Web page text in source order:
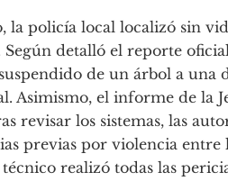
la policía local localizó sin
Según detalló el reporte
de un árbol a una
Asimismo, el informe de la
revisar los sistemas, las
previas por violencia
realizó todas las